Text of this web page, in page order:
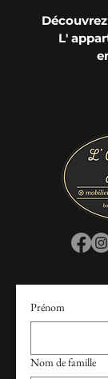
L'
Prénom
Nom de famille